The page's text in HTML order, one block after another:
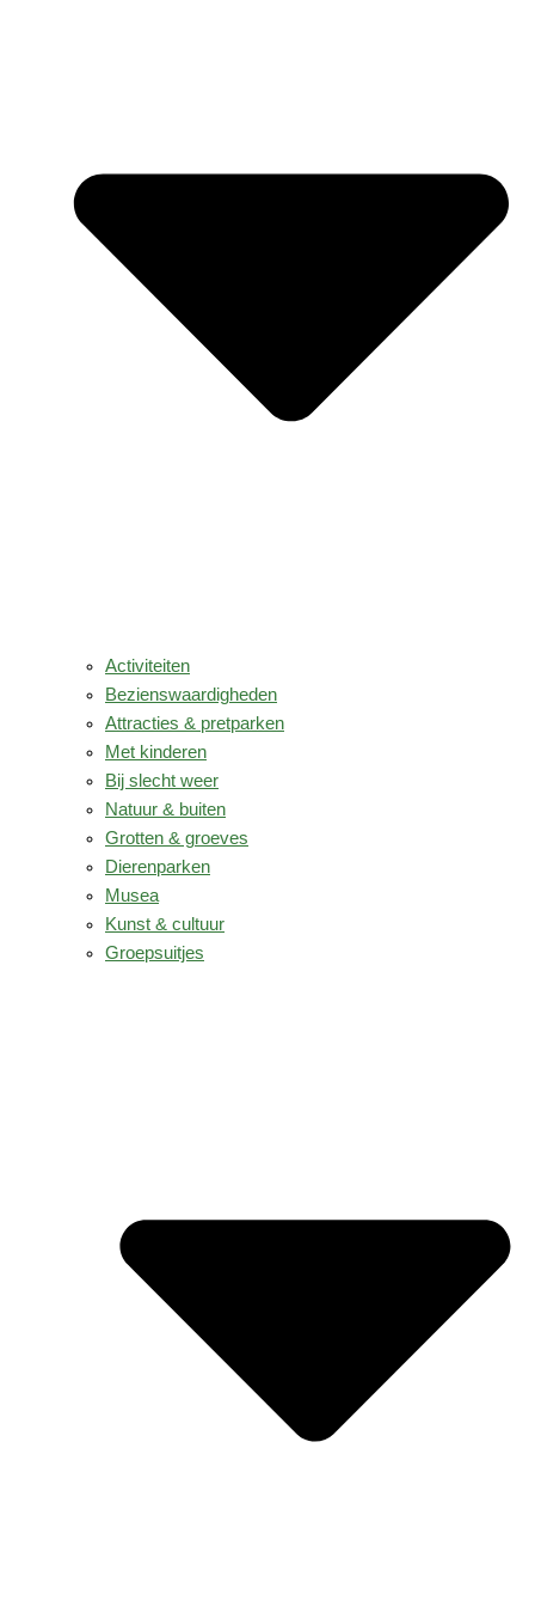
Activiteiten
Bezienswaardigheden
Attracties & pretparken
Met kinderen
Bij slecht weer
Natuur & buiten
Grotten & groeves
Dierenparken
Musea
Kunst & cultuur
Groepsuitjes